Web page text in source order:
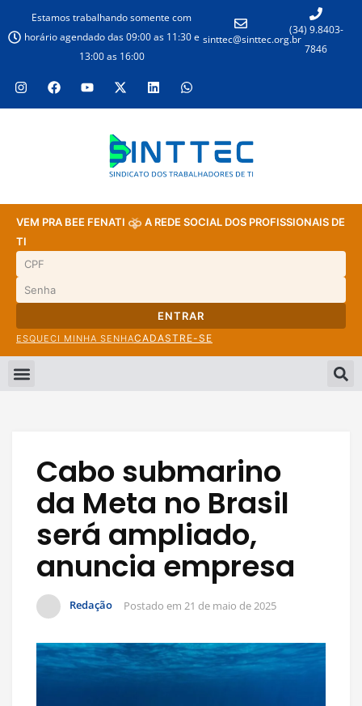
Estamos trabalhando somente com
horário agendado das 09:00 as 11:30 e
13:00 as 16:00
sinttec@sinttec.org.br
(34) 9.8403-
7846
VEM PRA BEE FENATI
A REDE SOCIAL DOS PROFISSIONAIS DE
TI
ENTRAR
ESQUECI MINHA SENHACADASTRE-SE
Cabo submarino
da Meta no Brasil
será ampliado,
anuncia empresa
Redação Postado em 21 de maio de 2025